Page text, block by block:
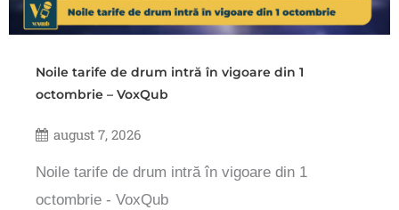
Noile tarife de drum intră în vigoare din 1
octombrie – VoxQub
august 7, 2026
Noile tarife de drum intră în vigoare din 1
octombrie - VoxQub